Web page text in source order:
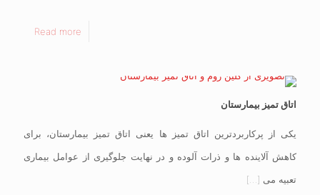
Read more
اتاق تمیز بیمارستان
یکی از پرکاربردترین اتاق تمیز ها یعنی اتاق تمیز بیمارستان، برای
کاهش آلاینده ها و ذرات آلوده و در نهایت جلوگیری از عوامل بیماری
تعبیه می […]